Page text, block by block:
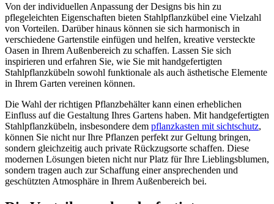
Von der individuellen Anpassung der Designs bis hin zu
pflegeleichten Eigenschaften bieten Stahlpflanzkübel eine Vielzahl
von Vorteilen. Darüber hinaus können sie sich harmonisch in
verschiedene Gartenstile einfügen und helfen, kreative versteckte
Oasen in Ihrem Außenbereich zu schaffen. Lassen Sie sich
inspirieren und erfahren Sie, wie Sie mit handgefertigten
Stahlpflanzkübeln sowohl funktionale als auch ästhetische Elemente
in Ihrem Garten vereinen können.
Die Wahl der richtigen Pflanzbehälter kann einen erheblichen
Einfluss auf die Gestaltung Ihres Gartens haben. Mit handgefertigten
Stahlpflanzkübeln, insbesondere dem pflanzkasten mit sichtschutz,
können Sie nicht nur Ihre Pflanzen perfekt zur Geltung bringen,
sondern gleichzeitig auch private Rückzugsorte schaffen. Diese
modernen Lösungen bieten nicht nur Platz für Ihre Lieblingsblumen,
sondern tragen auch zur Schaffung einer ansprechenden und
geschützten Atmosphäre in Ihrem Außenbereich bei.